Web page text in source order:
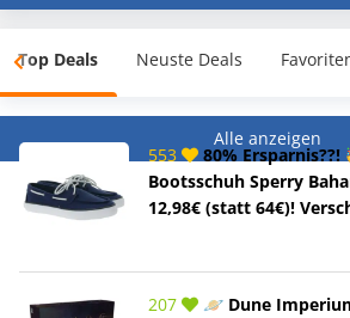
Top Deals Neuste Deals
Alle anzeigen
553
80% Ersparnis??!
Bootsschuh Sperry
12,98€ (statt 64€)!
207
🪐 Dune